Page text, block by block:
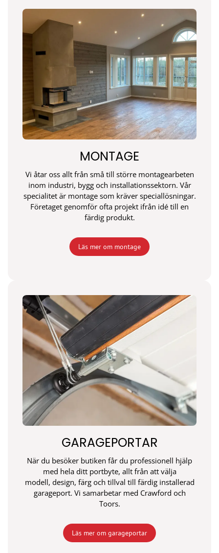
MONTAGE
Vi åtar oss allt från små till större montagearbeten
inom industri, bygg och installationssektorn. Vår
specialitet är montage som kräver speciallösningar.
Företaget genomför ofta projekt ifrån idé till en
färdig produkt.
Läs mer om montage
GARAGEPORTAR
När du besöker butiken får du professionell hjälp
med hela ditt portbyte, allt från att välja
modell, design, färg och tillval till färdig installerad
garageport. Vi samarbetar med Crawford och
Toors.
Läs mer om garageportar